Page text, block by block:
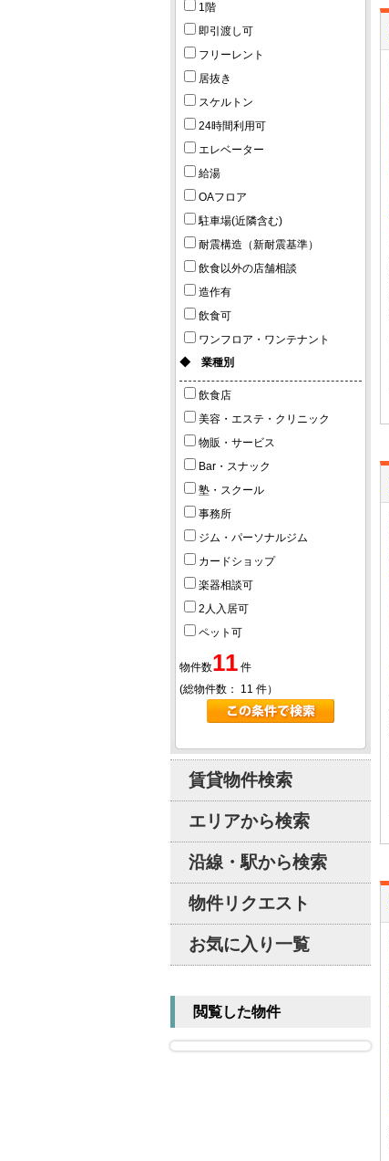
1階
即引渡し可
フリーレント
居抜き
スケルトン
24時間利用可
エレベーター
給湯
OAフロア
駐車場(近隣含む)
耐震構造（新耐震基準）
飲食以外の店舗相談
造作有
飲食可
ワンフロア・ワンテナント
◆ 業種別
飲食店
美容・エステ・クリニック
物販・サービス
Bar・スナック
塾・スクール
事務所
ジム・パーソナルジム
カードショップ
楽器相談可
2人入居可
ペット可
物件数11 件
(総物件数： 11 件）
賃貸物件検索
エリアから検索
沿線・駅から検索
物件リクエスト
お気に入り一覧
閲覧した物件